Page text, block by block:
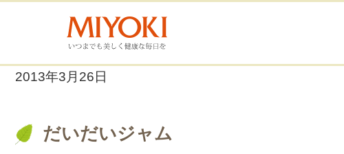
2013年3月26日
だいだいジャム